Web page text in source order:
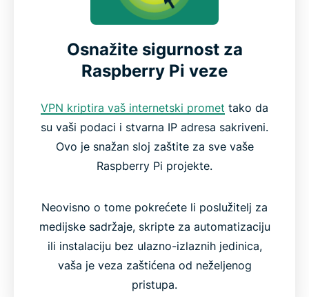
Zašto odabrati ExpressVPN za Raspberry Pi
ExpressVPN i PiVPN
Recenzije zadovoljnih ExpressVPN korisnika
Često postavljana pitanja: korištenje ExpressVPN-
a na Raspberry Pi
Isprobajte već danas bez rizika ExpressVPN za
Raspberry Pi
Isprobajte najbolji VPN za Raspberry Pi
Osnažite sigurnost za
Raspberry Pi veze
VPN kriptira vaš internetski promet tako da
su vaši podaci i stvarna IP adresa sakriveni.
Ovo je snažan sloj zaštite za sve vaše
Raspberry Pi projekte.
Neovisno o tome pokrećete li poslužitelj za
medijske sadržaje, skripte za automatizaciju
ili instalaciju bez ulazno-izlaznih jedinica,
vaša je veza zaštićena od neželjenog
pristupa.